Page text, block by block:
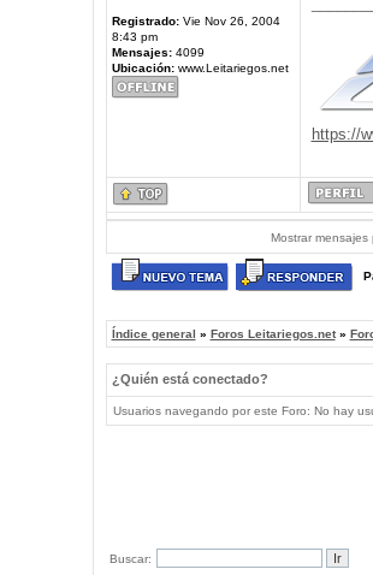
Registrado:Vie Nov 26, 2004
8:43 pm
Mensajes:4099
Ubicación:www.Leitariegos.net
https://
Mostrar mensajes
Índice general » Foros Leitariegos.net»
¿Quién está conectado?
Usuarios navegando por este Foro: No hay
Buscar: